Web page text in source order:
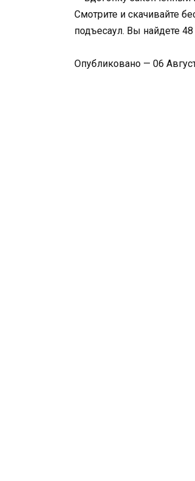
Смотрите и скачивайте
подъесаул. Вы найдете
Опубликовано — 06